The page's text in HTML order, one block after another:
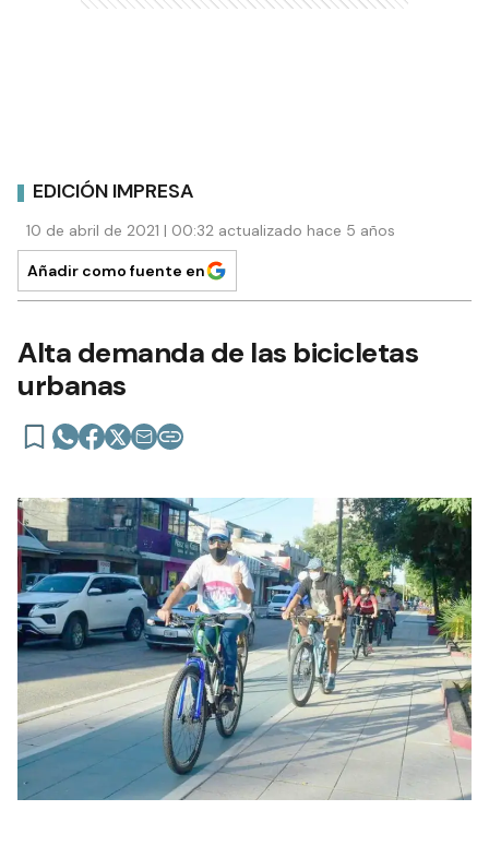
EDICIÓN IMPRESA
10 de abril de 2021 | 00:32 actualizado hace 5 años
Añadir como fuente en
Alta demanda de las bicicletas
urbanas